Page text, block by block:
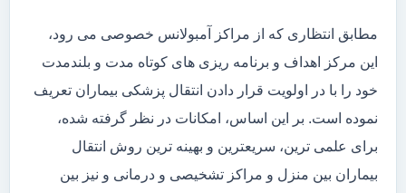
مطابق انتظاری که از مراکز آمبولانس خصوصی می رود،
این مرکز اهداف و برنامه ریزی های کوتاه مدت و بلندمدت
خود را با در اولویت قرار دادن انتقال پزشکی بیماران تعریف
نموده است. بر این اساس، امکانات در نظر گرفته شده،
برای علمی ترین، سریعترین و بهینه ترین روش انتقال
بیماران بین منزل و مراکز تشخیصی و درمانی و نیز بین